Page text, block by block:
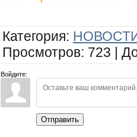
Категория:
Просмотров: 723 |
Войдите:
Отправить